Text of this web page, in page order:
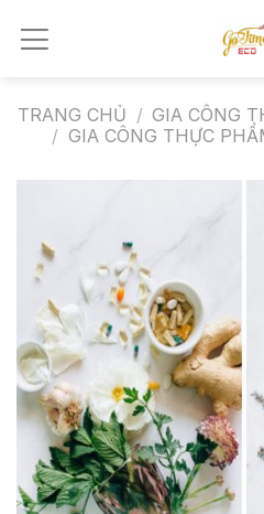
TRANG CHỦ / GIA CÔNG
/ GIA CÔNG THỰC